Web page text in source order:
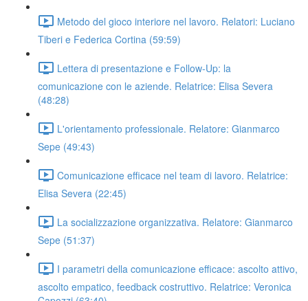
Metodo del gioco interiore nel lavoro. Relatori: Luciano
Tiberi e Federica Cortina (59:59)
Lettera di presentazione e Follow-Up: la
comunicazione con le aziende. Relatrice: Elisa Severa
(48:28)
L'orientamento professionale. Relatore: Gianmarco
Sepe (49:43)
Comunicazione efficace nel team di lavoro. Relatrice:
Elisa Severa (22:45)
La socializzazione organizzativa. Relatore: Gianmarco
Sepe (51:37)
I parametri della comunicazione efficace: ascolto attivo,
ascolto empatico, feedback costruttivo. Relatrice: Veronica